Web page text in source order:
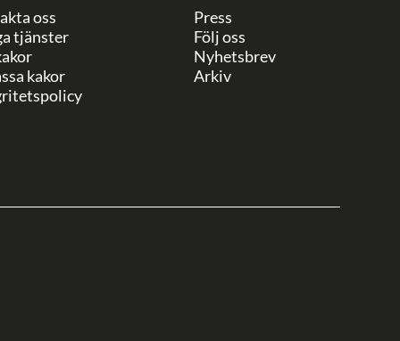
oss
tjänster
kakor
Press
Följ oss
Nyhetsbrev
Arkiv